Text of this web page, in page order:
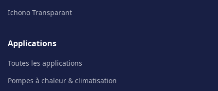
Ichono Transparant
Applications
Toutes les applications
Pompes à chaleur & climatisation